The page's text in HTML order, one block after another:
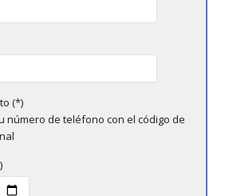
(*)
número de teléfono con el código de